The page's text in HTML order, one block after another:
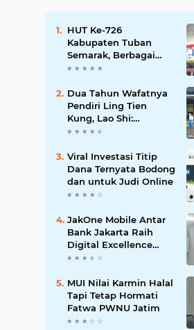
HUT Ke-726
Kabupaten Tuban
Semarak, Berbagai
Prestasinya Pun
Dua Tahun Wafatnya
Pendiri Ling Tien
Kung, Lao Shi:
Amanah Harus Kita
Viral Investasi Titip
Dana Ternyata Bodong
dan untuk Judi Online
JakOne Mobile Antar
Bank Jakarta Raih
Digital Excellence
Awards 2026
MUI Nilai Karmin Halal
Tapi Tetap Hormati
Fatwa PWNU Jatim